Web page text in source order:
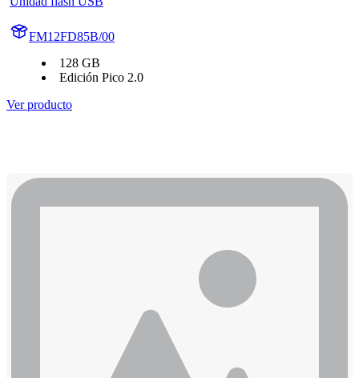
FM12FD85B/00
128 GB
Edición Pico 2.0
Ver producto